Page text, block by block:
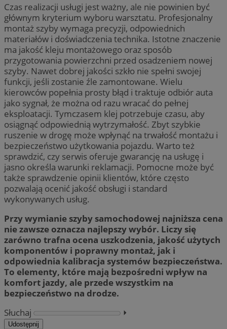
Czas realizacji usługi jest ważny, ale nie powinien być
głównym kryterium wyboru warsztatu. Profesjonalny
montaż szyby wymaga precyzji, odpowiednich
materiałów i doświadczenia technika. Istotne znaczenie
ma jakość kleju montażowego oraz sposób
przygotowania powierzchni przed osadzeniem nowej
szyby. Nawet dobrej jakości szkło nie spełni swojej
funkcji, jeśli zostanie źle zamontowane. Wielu
kierowców popełnia prosty błąd i traktuje odbiór auta
jako sygnał, że można od razu wracać do pełnej
eksploatacji. Tymczasem klej potrzebuje czasu, aby
osiągnąć odpowiednią wytrzymałość. Zbyt szybkie
ruszenie w drogę może wpłynąć na trwałość montażu i
bezpieczeństwo użytkowania pojazdu. Warto też
sprawdzić, czy serwis oferuje gwarancję na usługę i
jasno określa warunki reklamacji. Pomocne może być
także sprawdzenie opinii klientów, które często
pozwalają ocenić jakość obsługi i standard
wykonywanych usług.
Przy wymianie szyby samochodowej najniższa cena
nie zawsze oznacza najlepszy wybór. Liczy się
zarówno trafna ocena uszkodzenia, jakość użytych
komponentów i poprawny montaż, jak i
odpowiednia kalibracja systemów bezpieczeństwa.
To elementy, które mają bezpośredni wpływ na
komfort jazdy, ale przede wszystkim na
bezpieczeństwo na drodze.
Słuchaj
⏵︎
Udostępnij